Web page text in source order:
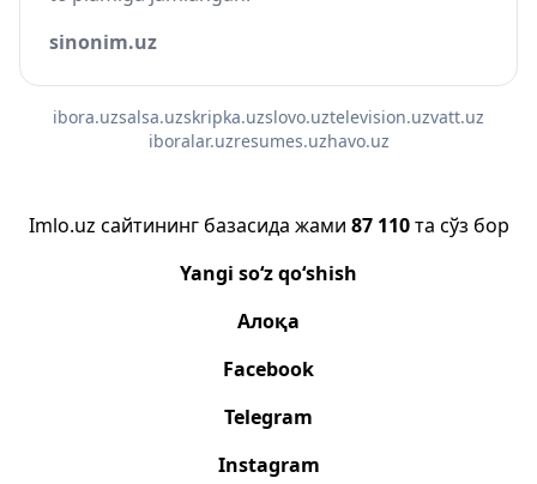
sinonim.uz
ibora.uzsalsa.uzskripka.uzslovo.uztelevision.uzvatt.uz
iboralar.uzresumes.uzhavo.uz
Imlo.uz сайтининг базасида жами 87 110та сўз бор
Yangi so‘z qo‘shish
Алоқа
Facebook
Telegram
Instagram